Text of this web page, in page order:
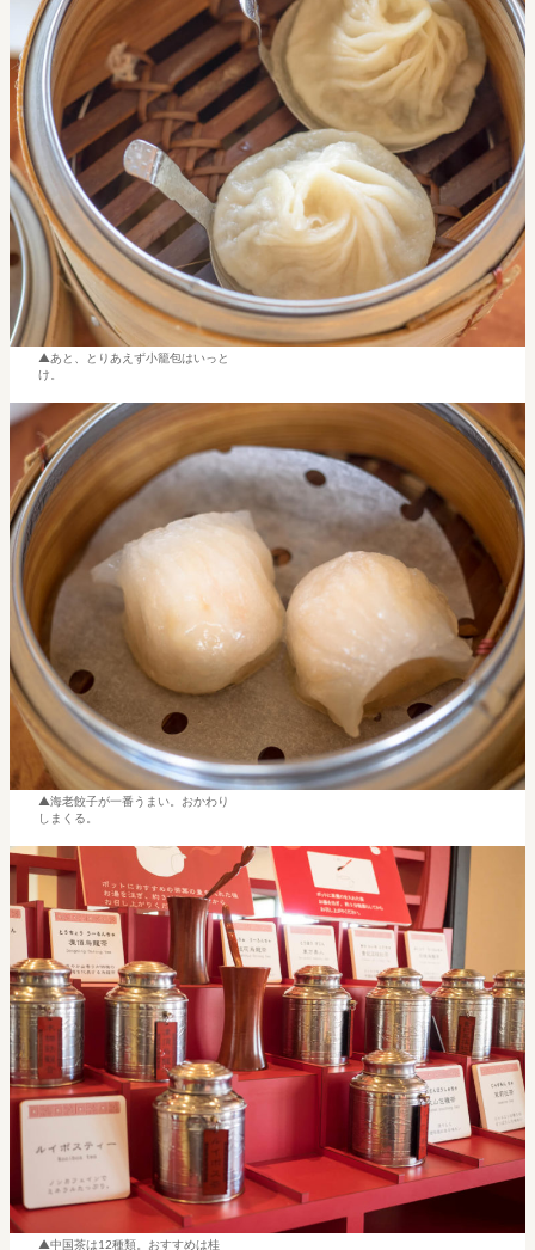
あと、とりあえず小籠包はいっと
け。
海老餃子が一番うまい。おかわり
しまくる。
中国茶は12種類。おすすめは桂